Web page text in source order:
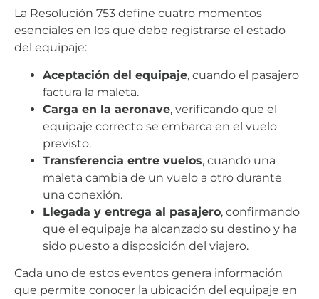
La Resolución 753 define cuatro momentos
esenciales en los que debe registrarse el estado
del equipaje:
Aceptación del equipaje, cuando el pasajero
factura la maleta.
Carga en la aeronave, verificando que el
equipaje correcto se embarca en el vuelo
previsto.
Transferencia entre vuelos, cuando una
maleta cambia de un vuelo a otro durante
una conexión.
Llegada y entrega al pasajero, confirmando
que el equipaje ha alcanzado su destino y ha
sido puesto a disposición del viajero.
Cada uno de estos eventos genera información
que permite conocer la ubicación del equipaje en